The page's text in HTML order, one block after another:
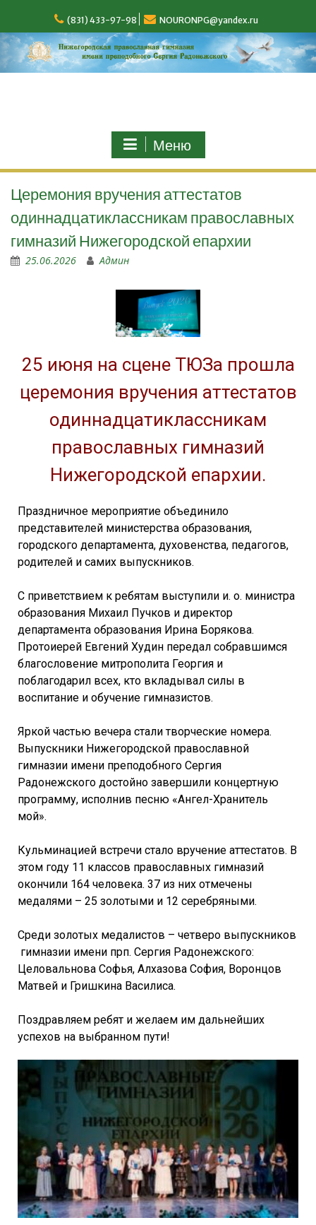
(831) 433-97-98 NOURONPG@yandex.ru
Меню
Церемония вручения аттестатов
одиннадцатиклассникам православных
гимназий Нижегородской епархии
25.06.2026 Админ
25 июня на сцене ТЮЗа прошла
церемония вручения аттестатов
одиннадцатиклассникам
православных гимназий
Нижегородской епархии.
Праздничное мероприятие объединило
представителей министерства образования,
городского департамента, духовенства, педагогов,
родителей и самих выпускников.
С приветствием к ребятам выступили и. о. министра
образования Михаил Пучков и директор
департамента образования Ирина Борякова.
Протоиерей Евгений Худин передал собравшимся
благословение митрополита Георгия и
поблагодарил всех, кто вкладывал силы в
воспитание и обучение гимназистов.
Яркой частью вечера стали творческие номера.
Выпускники Нижегородской православной
гимназии имени преподобного Сергия
Радонежского достойно завершили концертную
программу, исполнив песню «Ангел-Хранитель
мой».
Кульминацией встречи стало вручение аттестатов. В
этом году 11 классов православных гимназий
окончили 164 человека. 37 из них отмечены
медалями – 25 золотыми и 12 серебряными.
Среди золотых медалистов – четверо выпускников
гимназии имени прп. Сергия Радонежского:
Целовальнова Софья, Алхазова София, Воронцов
Матвей и Гришкина Василиса.
Поздравляем ребят и желаем им дальнейших
успехов на выбранном пути!